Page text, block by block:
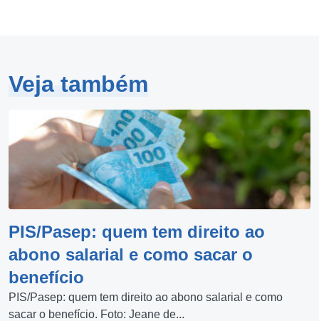
Veja também
PIS/Pasep: quem tem direito ao
abono salarial e como sacar o
benefício
PIS/Pasep: quem tem direito ao abono salarial e como
sacar o benefício. Foto: Jeane de...